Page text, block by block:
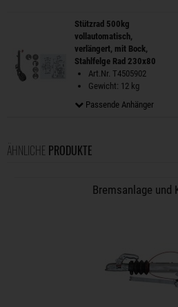
Stützrad 500kg
vollautomatisch,
verlängert, mit Bock,
Stahlfelge Rad 230x80
Art.Nr. T4505902
Gewicht: 12 kg
Passende Anhänger
ÄHNLICHE PRODUKTE
Bremsanlage und